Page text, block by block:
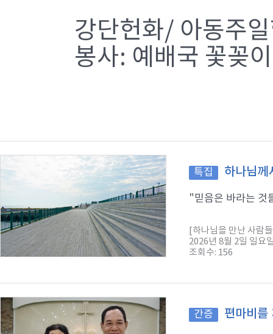
강단헌화/ 아동주
봉사: 예배국 꽃꽂
특집 하나님께
"믿음은 바라는 것
[하나님을 만난 사람
2026년 8월 2일 일요
조회수: 156
간증 편마비를